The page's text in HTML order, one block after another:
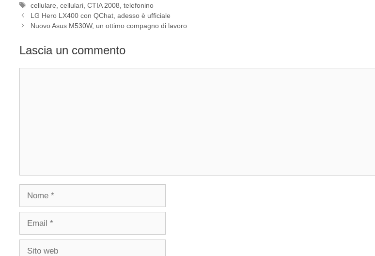
Tag
cellulare ,cellulari ,CTIA 2008 ,telefonino
LG Hero LX400 con QChat, adesso è ufficiale
Nuovo Asus M530W, un ottimo compagno di lavoro
Lascia un commento